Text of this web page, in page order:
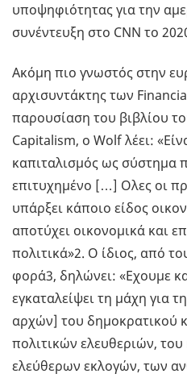
υποψηφιότητας για την
συνέντευξη στο CNN το
Ακόμη πιο γνωστός στην
αρχισυντάκτης των
παρουσίαση του βιβλίου
Capitalism, ο Wolf λέει:
καπιταλισμός ως σύστημα
επιτυχημένο […] Ολες οι
υπάρξει κάποιο είδος
αποτύχει οικονομικά και
πολιτικά»2. Ο ίδιος, από
φορά3, δηλώνει: «Εχουμε
εγκαταλείψει τη μάχη για
αρχών] του δημοκρατικού
πολιτικών ελευθεριών,
ελεύθερων εκλογών, των